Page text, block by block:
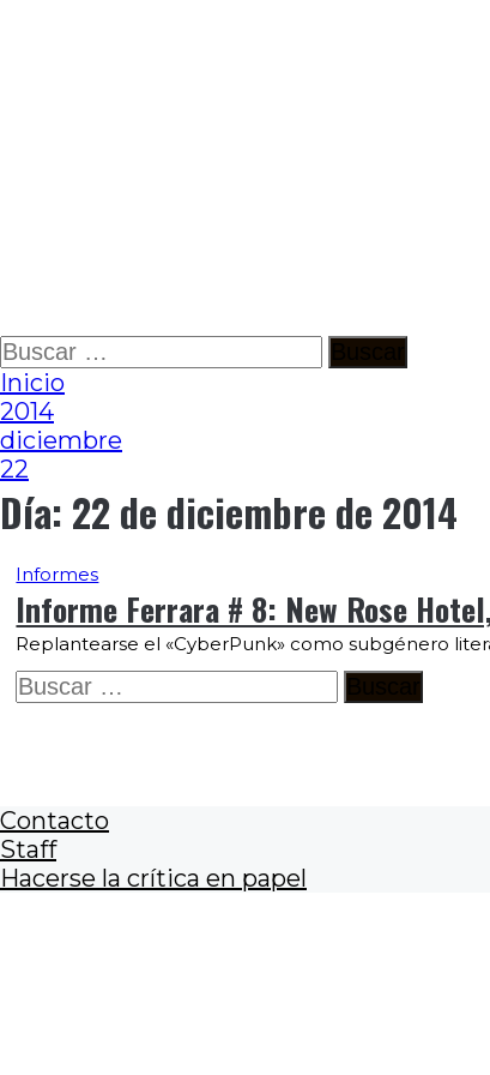
Ir
al
contenido
Buscar:
Inicio
2014
diciembre
22
Día: 22 de diciembre de 2014
Informes
Informe Ferrara # 8: New Rose
Replantearse el «CyberPunk» como subgénero
Buscar:
Contacto
Staff
Hacerse la crítica en papel